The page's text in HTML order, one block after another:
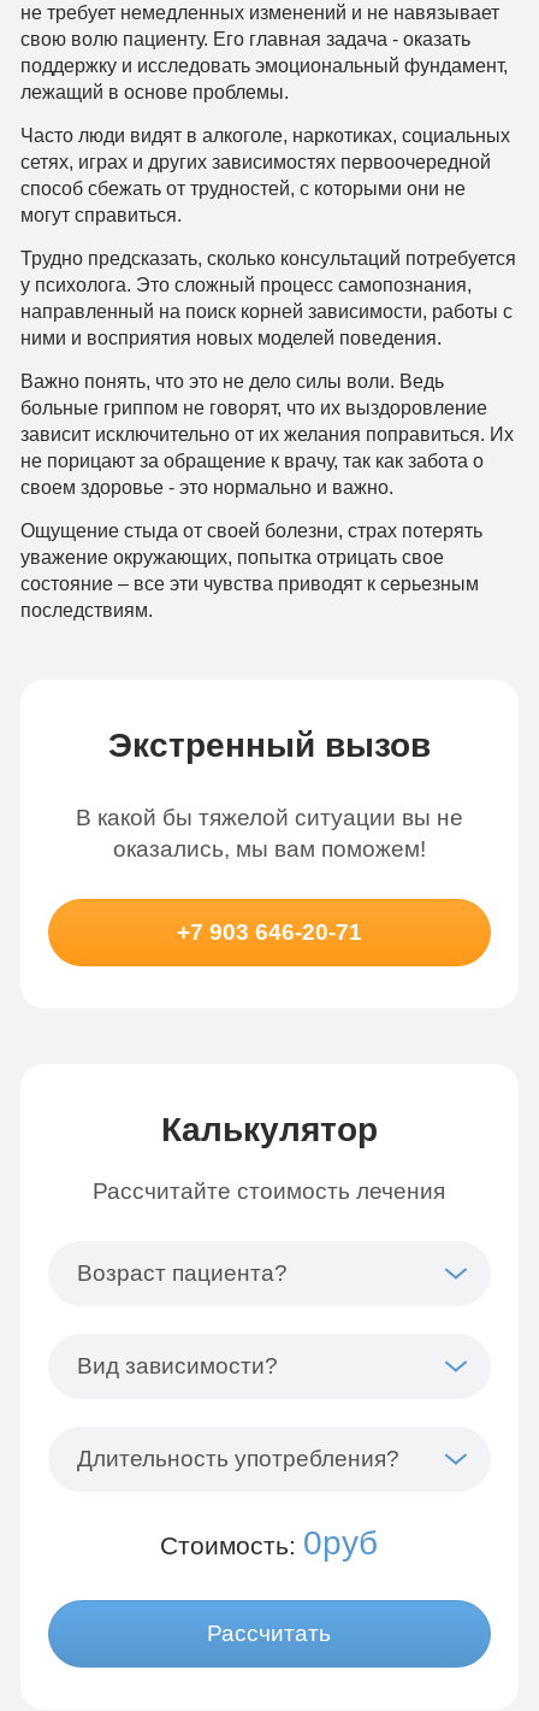
не требует немедленных изменений и не навязывает
свою волю пациенту. Его главная задача - оказать
поддержку и исследовать эмоциональный фундамент,
лежащий в основе проблемы.
Часто люди видят в алкоголе, наркотиках, социальных
сетях, играх и других зависимостях первоочередной
способ сбежать от трудностей, с которыми они не
могут справиться.
Трудно предсказать, сколько консультаций потребуется
у психолога. Это сложный процесс самопознания,
направленный на поиск корней зависимости, работы с
ними и восприятия новых моделей поведения.
Важно понять, что это не дело силы воли. Ведь
больные гриппом не говорят, что их выздоровление
зависит исключительно от их желания поправиться. Их
не порицают за обращение к врачу, так как забота о
своем здоровье - это нормально и важно.
Ощущение стыда от своей болезни, страх потерять
уважение окружающих, попытка отрицать свое
состояние – все эти чувства приводят к серьезным
последствиям.
Экстренный вызов
В какой бы тяжелой ситуации вы не
оказались, мы вам поможем!
+7 903 646-20-71
Калькулятор
Рассчитайте стоимость лечения
Возраст пациента?
Вид зависимости?
Длительность употребления?
Стоимость: 0руб
Рассчитать